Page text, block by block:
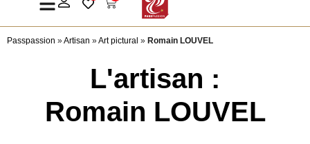
Passpassion »Artisan »Art pictural » Romain LOUVEL
L'artisan :
Romain LOUVEL